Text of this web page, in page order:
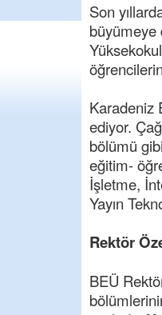
Son
büyümeye
Karadeniz
ediyor.
bölümü
eğitim-
İşletme,
Yayın
Rektör
BEÜ